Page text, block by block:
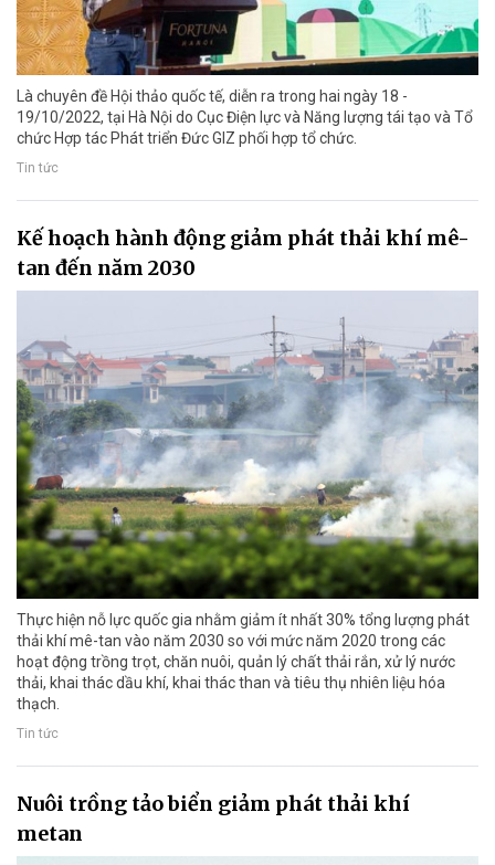
Là chuyên đề Hội thảo quốc tế, diễn ra trong hai ngày 18 -
19/10/2022, tại Hà Nội do Cục Điện lực và Năng lượng tái tạo và Tổ
chức Hợp tác Phát triển Đức GIZ phối hợp tổ chức.
Tin tức
Kế hoạch hành động giảm phát thải khí mê-
tan đến năm 2030
Thực hiện nỗ lực quốc gia nhằm giảm ít nhất 30% tổng lượng phát
thải khí mê-tan vào năm 2030 so với mức năm 2020 trong các
hoạt động trồng trọt, chăn nuôi, quản lý chất thải rắn, xử lý nước
thải, khai thác dầu khí, khai thác than và tiêu thụ nhiên liệu hóa
thạch.
Tin tức
Nuôi trồng tảo biển giảm phát thải khí
metan